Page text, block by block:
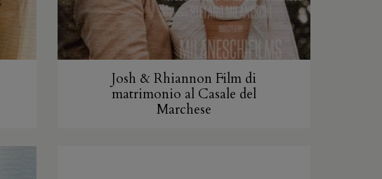
Josh & Rhiannon Film di
matrimonio al Casale del
Marchese